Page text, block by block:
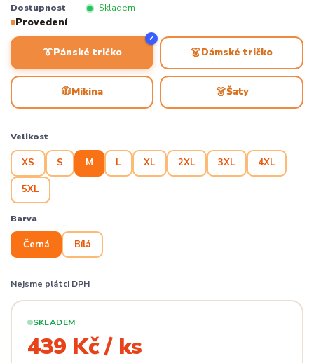
Dostupnost Skladem
Provedení
👔Pánské tričko
✓
👗Dámské tričko
🧥Mikina 👗Šaty
Velikost
XS S M L XL 2XL 3XL 4XL
5XL
Barva
Černá Bílá
Nejsme plátci DPH
SKLADEM
439 Kč / ks